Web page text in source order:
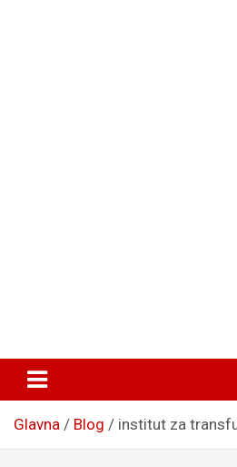
Glavna Blog institut za